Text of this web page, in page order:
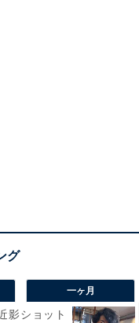
一ヶ月
影ショット